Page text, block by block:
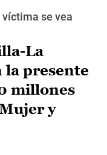
se vea
La
presente
millones
y